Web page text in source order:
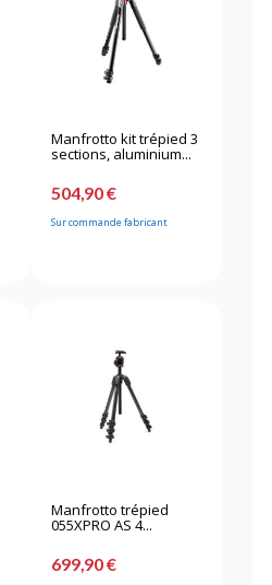
Manfrotto kit trépied 3
sections, aluminium...
504,90 €
Sur commande fabricant
Manfrotto trépied
055XPRO AS 4...
699,90 €